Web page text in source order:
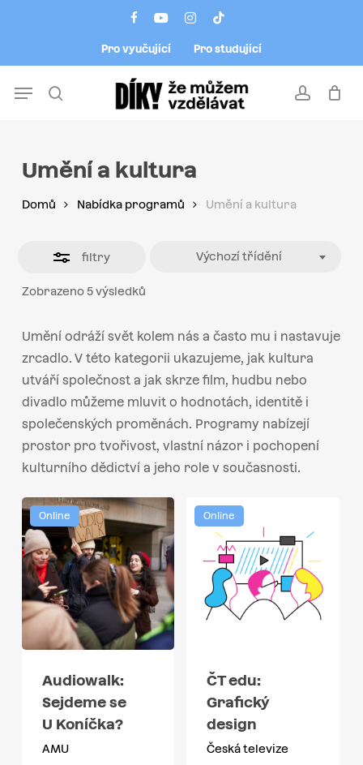
facebookyoutubeinstagram
tiktok
Pro vyučující Pro studující
account
Menu
Umění a kultura
Domů Nabídka programů Umění a kultura
filtry
Zobrazeno 5 výsledků
Výchozí třídění
Umění odráží svět kolem nás a často mu i nastavuje
zrcadlo. V této kategorii ukazujeme, jak kultura
utváří společnost a jak skrze film, hudbu nebo
divadlo můžeme mluvit o hodnotách, identitě i
společenských proměnách. Programy nabízejí
prostor pro tvořivost, vlastní názor i pochopení
kulturního dědictví a jeho role v současnosti.
Online
Audiowalk:
Sejdeme se
U Koníčka?
AMU
Online
ČT edu:
Grafický
design
Česká televize